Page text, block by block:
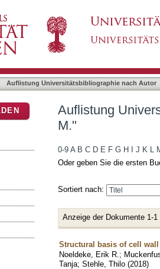
Auflistung Universitätsbibliographie nach Autor
Auflistung
M."
0-9 A B C D E F G H J K L
Oder geben Sie die ersten
Sortiert nach:
Anzeige der Dokumente 1-1
Structural basis of cell
Noeldeke, Erik R. ;
Tanja; Stehle, Thilo (2018)